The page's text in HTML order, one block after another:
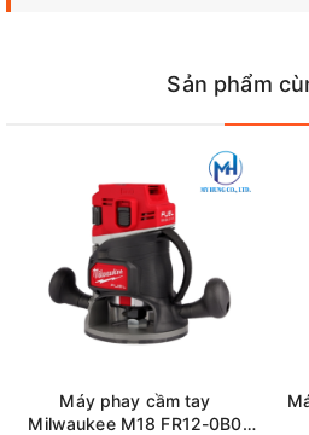
Dây Dẫn Điện/Dây Pin
Đại Lý Phân Phối Makita, Bosch
Công Ty TNHH Điện Cơ Mỹ Hưng
Địa chỉ: 700 Quốc lộ 1A, Tân Biên,
FanPage:Facebook.com/
Sản phẩm
Máy phay cầm tay
Milwaukee M18 FR12-0B0